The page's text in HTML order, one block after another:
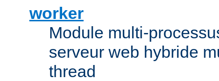
worker
Module multi-
serveur web hybride
thread